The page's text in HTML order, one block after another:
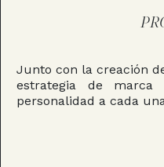
Junto con la creación
estrategia de
personalidad a cada